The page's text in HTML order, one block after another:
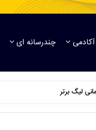
آکادمی چندرسانه ای